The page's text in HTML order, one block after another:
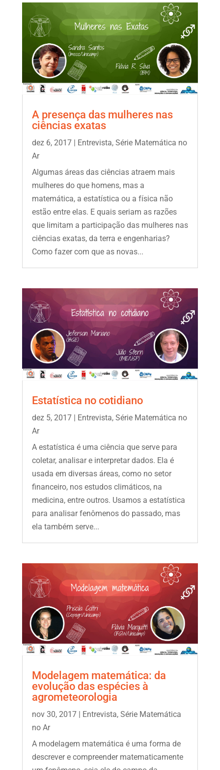
A presença das mulheres nas
ciências exatas
dez 6, 2017| Entrevista, Série Matemática no
Ar
Algumas áreas das ciências atraem mais
mulheres do que homens, mas a
matemática, a estatística ou a física não
estão entre elas. E quais seriam as razões
que limitam a participação das mulheres nas
ciências exatas, da terra e engenharias?
Como fazer com que as novas...
Estatística no cotidiano
dez 5, 2017| Entrevista, Série Matemática no
Ar
A estatística é uma ciência que serve para
coletar, analisar e interpretar dados. Ela é
usada em diversas áreas, como no setor
financeiro, nos estudos climáticos, na
medicina, entre outros. Usamos a estatística
para analisar fenômenos do passado, mas
ela também serve...
Modelagem matemática: da
evolução das espécies à
agrometeorologia
nov 30, 2017| Entrevista, Série Matemática
no Ar
A modelagem matemática é uma forma de
descrever e compreender matematicamente